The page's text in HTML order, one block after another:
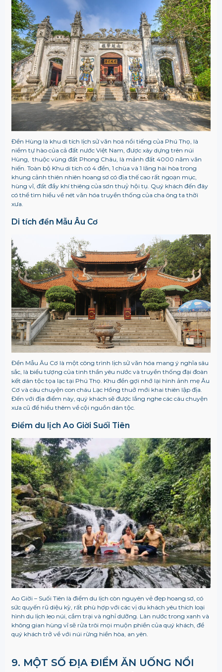
Đền Hùng là khu di tích lịch sử văn hoá nổi tiếng của Phú Thọ, là
niềm tự hào của cả đất nước Việt Nam, được xây dựng trên núi
Hùng, thuộc vùng đất Phong Châu, là mảnh đất 4000 năm văn
hiến. Toàn bộ Khu di tích có 4 đền, 1 chùa và 1 lăng hài hòa trong
khung cảnh thiên nhiên hoang sơ có địa thế cao rất ngoạn mục,
hùng vĩ, đất đầy khí thiêng của sơn thuỷ hội tụ. Quý khách đến đây
có thể tìm hiểu về nét văn hóa truyền thống của cha ông ta thời
xưa.
Di tích đền Mẫu Âu Cơ
Đền Mẫu Âu Cơ là một công trình lịch sử văn hóa mang ý nghĩa sâu
sắc, là biểu tượng của tinh thần yêu nước và truyền thống đại đoàn
kết dân tộc tọa lạc tại Phú Thọ. Khu đền gợi nhớ lại hình ảnh mẹ Âu
Cơ và câu chuyện con cháu Lạc Hồng thuở mới khai thiên lập địa.
Đến với địa điểm này, quý khách sẽ được lắng nghe các câu chuyện
xưa cũ để hiểu thêm về cội nguồn dân tộc.
Điểm du lịch Ao Giời Suối Tiên
Ao Giời – Suối Tiên là điểm du lịch còn nguyên vẻ đẹp hoang sơ, có
sức quyến rũ diệu kỳ, rất phù hợp với các vị du khách yêu thích loại
hình du lịch leo núi, cắm trại và nghỉ dưỡng. Làn nước trong xanh và
không gian hùng vĩ sẽ rửa trôi mọi muộn phiền của quý khách, để
quý khách trở về với núi rừng hiền hòa, an yên.
9. MỘT SỐ ĐỊA ĐIỂM ĂN UỐNG NỔI